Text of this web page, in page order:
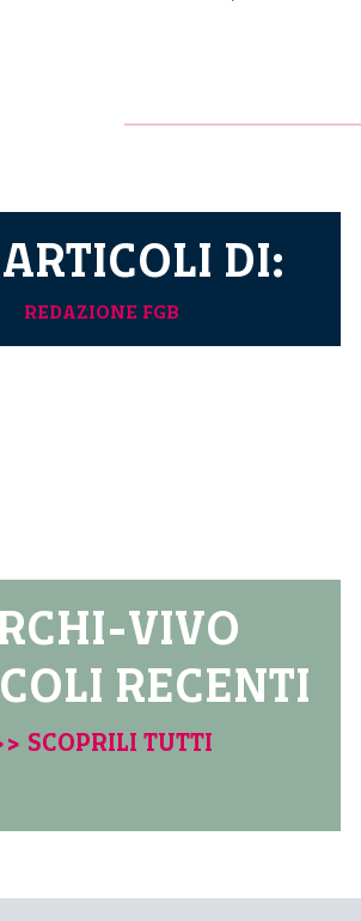
DI:
REDAZIONE FGB
VIVO
RECENTI
SCOPRILI TUTTI